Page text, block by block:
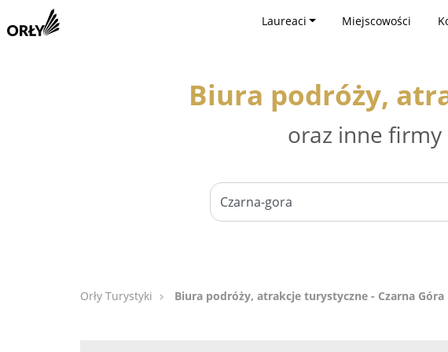
Laureaci Miejscowości
Biura podróży,
oraz inne firmy
Orły Turystyki Biura podróży, atrakcje turystyczne - Czarna Góra